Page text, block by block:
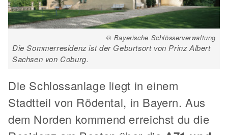
© Bayerische Schlösserverwaltung
Die Sommerresidenz ist der Geburtsort von Prinz Albert
Sachsen von Coburg.
Die Schlossanlage liegt in einem
Stadtteil von Rödental, in Bayern. Aus
dem Norden kommend erreichst du die